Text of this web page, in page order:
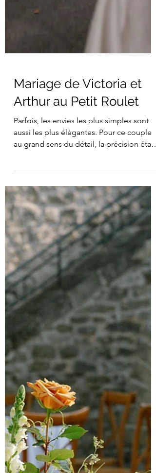
Arthur au Petit Roulet
Parfois, les envies les plus simples sont
aussi les plus élégantes. Pour ce couple
au grand sens du détail, la précision était
de mise pour répondre à leurs attentes,
tant sur le design (épuré mais travaillé)
que le choix des fleurs qu'il voulait les
plus blanches possibles. La preuve en
images - avec les photos incroyables
(comme toujours) de Clarisse et Johan -
qu'un simple bouquet de mariée
d'hortensias blanc peut être une pièce
résolument mode, tout en textures
veloutés p